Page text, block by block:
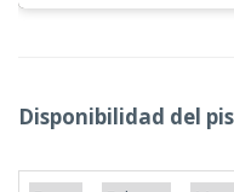
Disponibilidad del